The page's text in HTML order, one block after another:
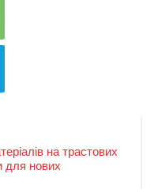
на трастових
для нових